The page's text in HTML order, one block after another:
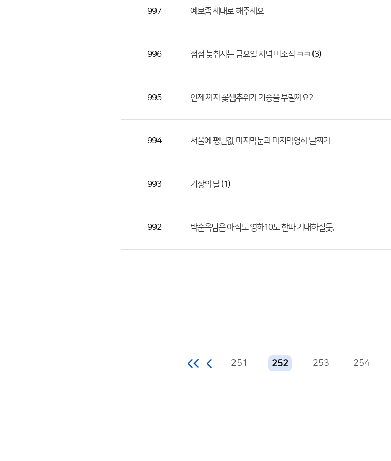
997 예보좀 제대로 해주세요
996 점점 늦춰지는 금요일 저녁 비소식 ㅋㅋ (3)
995 언제 까지 꽃샘추위가 기승을 부릴까요?
994 서울에 평년값 마지막눈과 마지막영하 날짜가
993 기상의 날(1)
992 박순옥님은 아직도 영하10도 한파 기대하실듯.
251 252 253 254